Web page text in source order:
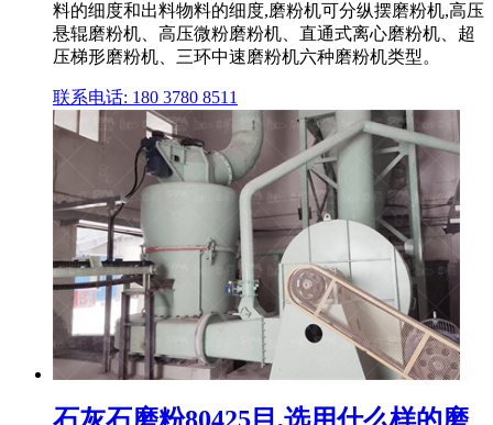
料的细度和出料物料的细度,磨粉机可分纵摆磨粉机,高压
悬辊磨粉机、高压微粉磨粉机、直通式离心磨粉机、超
压梯形磨粉机、三环中速磨粉机六种磨粉机类型。
联系电话: 180 3780 8511